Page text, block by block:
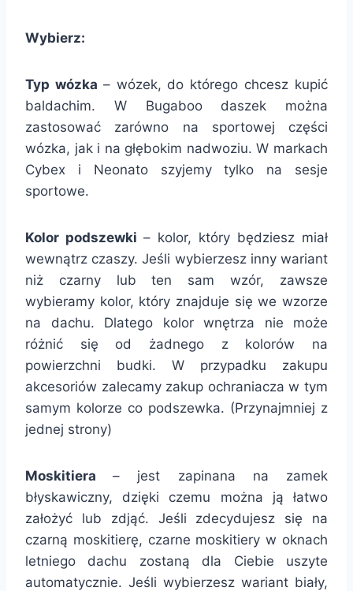
Wybierz:
Typ wózka – wózek, do którego chcesz kupić
baldachim. W Bugaboo daszek można
zastosować zarówno na sportowej części
wózka, jak i na głębokim nadwoziu. W markach
Cybex i Neonato szyjemy tylko na sesje
sportowe.
Kolor podszewki – kolor, który będziesz miał
wewnątrz czaszy. Jeśli wybierzesz inny wariant
niż czarny lub ten sam wzór, zawsze
wybieramy kolor, który znajduje się we wzorze
na dachu. Dlatego kolor wnętrza nie może
różnić się od żadnego z kolorów na
powierzchni budki. W przypadku zakupu
akcesoriów zalecamy zakup ochraniacza w tym
samym kolorze co podszewka. (Przynajmniej z
jednej strony)
Moskitiera– jest zapinana na zamek
błyskawiczny, dzięki czemu można ją łatwo
założyć lub zdjąć. Jeśli zdecydujesz się na
czarną moskitierę, czarne moskitiery w oknach
letniego dachu zostaną dla Ciebie uszyte
automatycznie. Jeśli wybierzesz wariant biały,